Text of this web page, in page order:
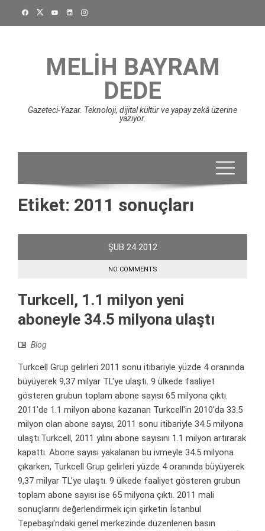
MELIH BAYRAM
DEDE
Gazeteci-Yazar. Teknoloji, dijital kültür ve yapay zekâ üzerine
yazıyor.
Etiket: 2011 sonuçları
ŞUB 24 2012
NO COMMENTS
Turkcell, 1.1 milyon yeni
aboneyle 34.5 milyona ulaştı
Blog
Turkcell Grup gelirleri 2011 sonu itibariyle yüzde 4 oranında
büyüyerek 9,37 milyar TL'ye ulaştı. 9 ülkede faaliyet
gösteren grubun toplam abone sayısı 65 milyona çıktı.
2011'de 1.1 milyon abone kazanan Turkcell'in 2010'da 33.5
milyon olan abone sayısı, 2011 sonu itibariyle 34.5 milyona
ulaştı.Turkcell, 2011 yılını abone sayısını 1.1 milyon artırarak
kapattı. Abone sayısı yakalanan bu ivmeyle 34.5 milyona
çıkarken, Turkcell Grup gelirleri yüzde 4 oranında büyüyerek
9,37 milyar TL'ye ulaştı. 9 ülkede faaliyet gösteren grubun
toplam abone sayısı ise 65 milyona çıktı. 2011 mali
sonuçlarını değerlendirmek için şirketin İstanbul
Tepebaşı'ndaki genel merkezinde düzenlenen basın